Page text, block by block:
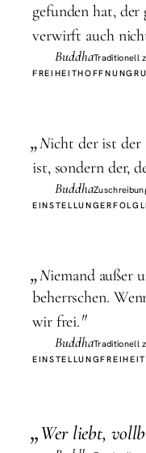
gefunden hat,
verwirft auch
BuddhaTraditionell
FREIHEITHOFFNUNG
„Nicht der ist der
ist, sondern der,
Buddha
EINSTELLUNGERFOLG
„Niemand außer
beherrschen.
wir frei."
BuddhaTraditionell
EINSTELLUNGFREIHEIT
„Wer liebt,